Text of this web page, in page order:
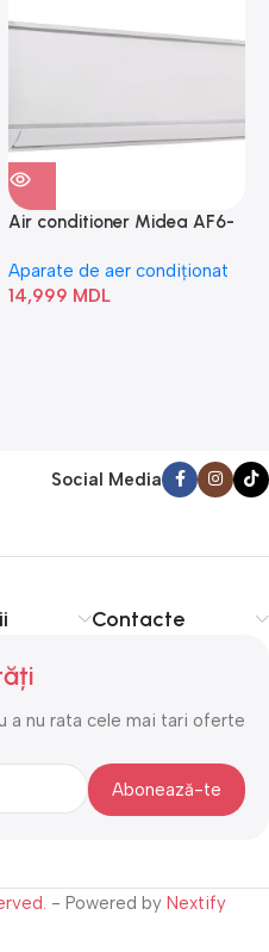
Air conditioner Midea AF6-
Aparate de aer condiționat
14,999 MDL
Social Media
Contacte
a nu rata cele mai tari oferte
- Powered by Nextify